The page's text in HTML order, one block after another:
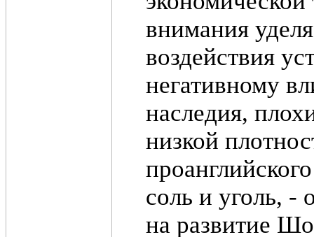
внимания
воздействия
негативному
наследия,
низкой
соль и уголь, -
на развитие